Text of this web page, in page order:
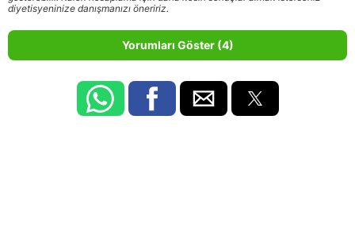
diyetisyeninize danışmanızı öneririz.
Yorumları Göster (4)